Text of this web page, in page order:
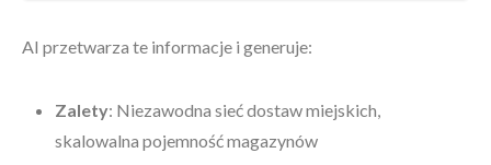
AI przetwarza te informacje i generuje:
Zalety: Niezawodna sieć dostaw miejskich,
skalowalna pojemność magazynów